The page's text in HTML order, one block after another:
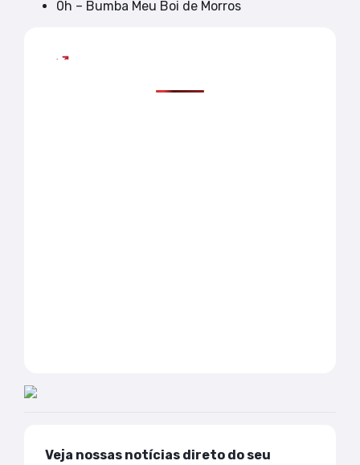
0h – Bumba Meu Boi de Morros
Veja nossas notícias direto do seu